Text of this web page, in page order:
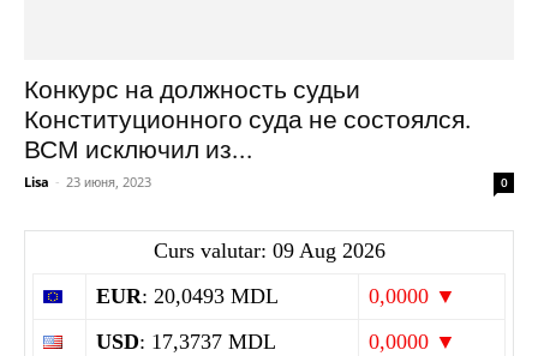
Конкурс на должность судьи
Конституционного суда не состоялся.
ВСМ исключил из...
Lisa - 23 июня, 2023 0
Curs valutar: 09 Aug 2026
EUR: 20,0493 MDL
0,0000 ▼
USD: 17,3737 MDL
0,0000 ▼